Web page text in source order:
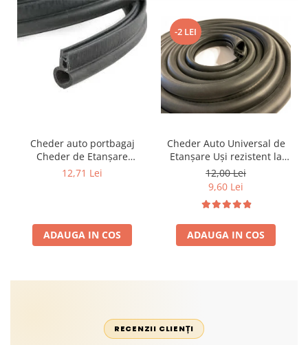
Cheder auto portbagaj
Cheder de Etanșare
Profesional din Cauciuc -
Liniar
12,71 Lei
ADAUGA IN COS
-2 LEI
Cheder Auto Universal de
Etanșare Uși rezistent la
intemperii, raze UV,
îmbătrânire și temperaturi
12,00 Lei
9,60 Lei
ADAUGA IN COS
RECENZII CLIENȚI